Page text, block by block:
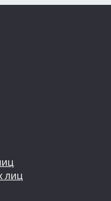
лиц